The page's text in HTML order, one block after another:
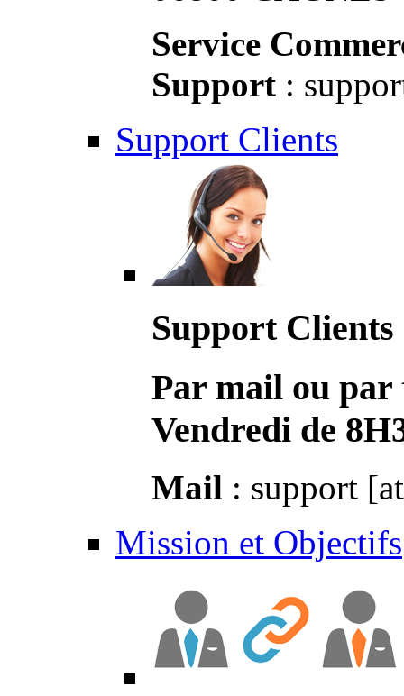
Service
Support :
Support Clients
Support Clients
Par mail ou par
Vendredi de
Mail : support
Mission et Objectifs